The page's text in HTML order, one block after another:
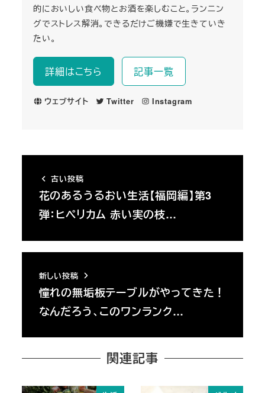
的においしい食べ物とお酒を楽しむこと。ランニン
グでストレス解消。できるだけご機嫌で生きていき
たい。
詳細はこちら 記事一覧
ウェブサイト Twitter Instagram
古い投稿
花のあるうるおい生活【福岡編】第3
弾：ヒペリカム 赤い実の枝…
新しい投稿
憧れの無垢板テーブルがやってきた！
なんだろう、このワンランク…
関連記事